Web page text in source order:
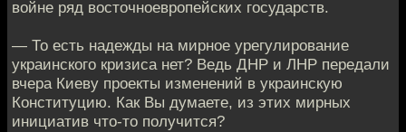
войне ряд восточноевропейских государств.
— То есть надежды на мирное урегулирование
украинского кризиса нет? Ведь ДНР и ЛНР передали
вчера Киеву проекты изменений в украинскую
Конституцию. Как Вы думаете, из этих мирных
инициатив что-то получится?